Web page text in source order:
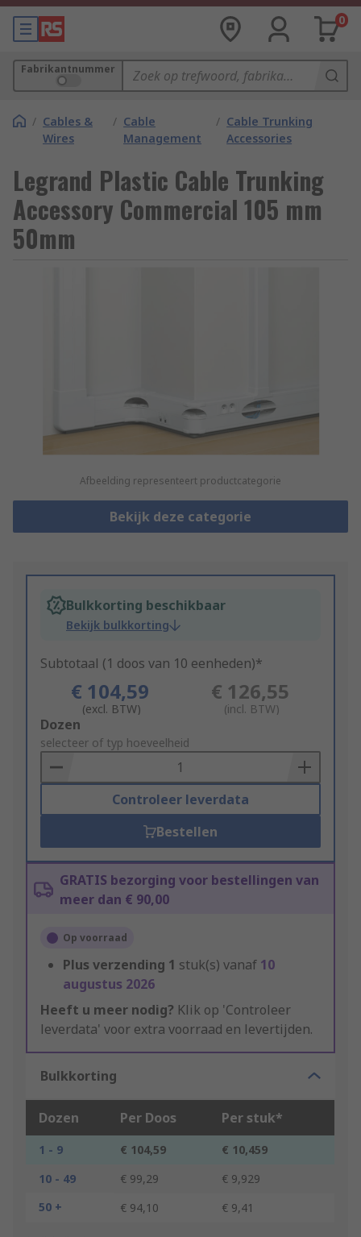
0
Fabrikantnummer
/ Cables &
Wires
/ Cable
Management
/ Cable Trunking
Accessories
Legrand Plastic Cable Trunking
Accessory Commercial 105 mm
50mm
Afbeelding representeert productcategorie
Bekijk deze categorie
Bulkkorting beschikbaar
Bekijk bulkkorting
Subtotaal (1 doos van 10 eenheden)*
€ 104,59
(excl. BTW)
€ 126,55
(incl. BTW)
Add
to
Basket
Dozen
selecteer of typ hoeveelheid
Controleer leverdata
Bestellen
GRATIS bezorging voor bestellingen van
meer dan € 90,00
Op voorraad
Plus verzending 1 stuk(s) vanaf 10
augustus 2026
Heeft u meer nodig? Klik op 'Controleer
leverdata' voor extra voorraad en levertijden.
Bulkkorting
Dozen Per Doos Per stuk*
1 - 9 € 104,59
€ 10,459
10 - 49
€ 99,29
€ 9,929
50 +
€ 94,10 € 9,41